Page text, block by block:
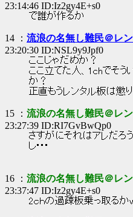
23:14:46 ID:Iz2gy4E+s0
で誰が作るか
14 ： 流浪の名無し難民＠レ
23:20:30 ID:NSL9y9Jpf0
ここじゃだめか？
ここ立てた人、1chでそう
か？
正直もうレンタル板は懲
15 ： 流浪の名無し難民＠レ
23:27:39 ID:RI7GvBwQp0
さすがにそれはアレだろ
し･･･
16 ： 流浪の名無し難民＠レ
23:37:47 ID:Iz2gy4E+s0
2ｃｈの過疎板乗っ取るか